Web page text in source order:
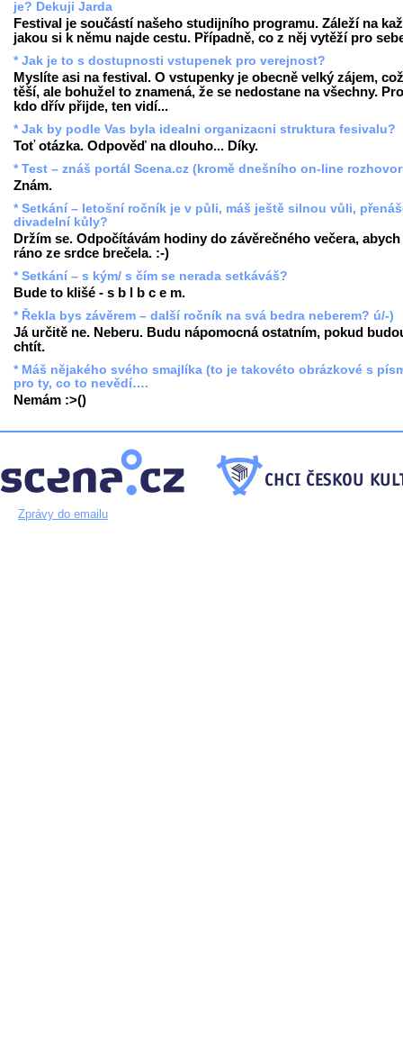
je? Dekuji Jarda
Festival je součástí našeho studijního programu. Záleží na
jakou si k němu najde cestu. Případně, co z něj vytěží pro
* Jak je to s dostupnosti vstupenek pro verejnost?
Myslíte asi na festival. O vstupenky je obecně velký zájem,
těší, ale bohužel to znamená, že se nedostane na všechny.
kdo dřív přijde, ten vidí...
* Jak by podle Vas byla idealni organizacni struktura fesivalu?
Toť otázka. Odpověď na dlouho... Díky.
* Test – znáš portál Scena.cz (kromě dnešního on-line
Znám.
* Setkání – letošní ročník je v půli, máš ještě silnou vůli,
divadelní kůly?
Držím se. Odpočítávám hodiny do závěrečného večera, abych
ráno ze srdce brečela. :-)
* Setkání – s kým/ s čím se nerada setkáváš?
Bude to klišé - s b l b c e m.
* Řekla bys závěrem – další ročník na svá bedra neberem? ú/-)
Já určitě ne. Neberu. Budu nápomocná ostatním, pokud
chtít.
* Máš nějakého svého smajlíka (to je takovéto obrázkové s
pro ty, co to nevědí….
Nemám :>()
Zprávy do emailu